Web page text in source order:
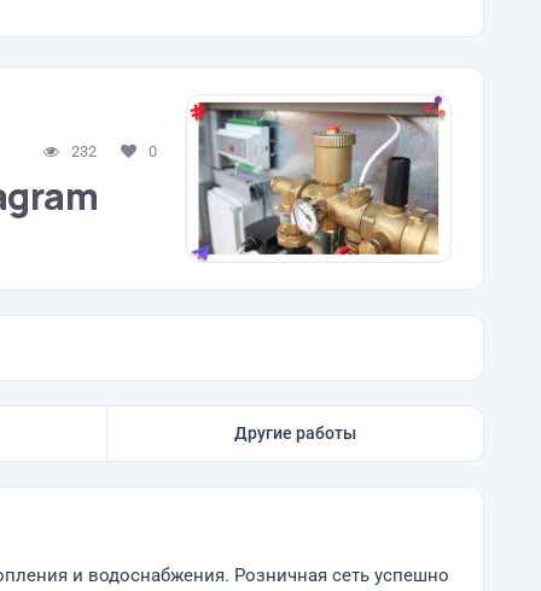
232 0
Другие работы
и водоснабжения. Розничная сеть успешно